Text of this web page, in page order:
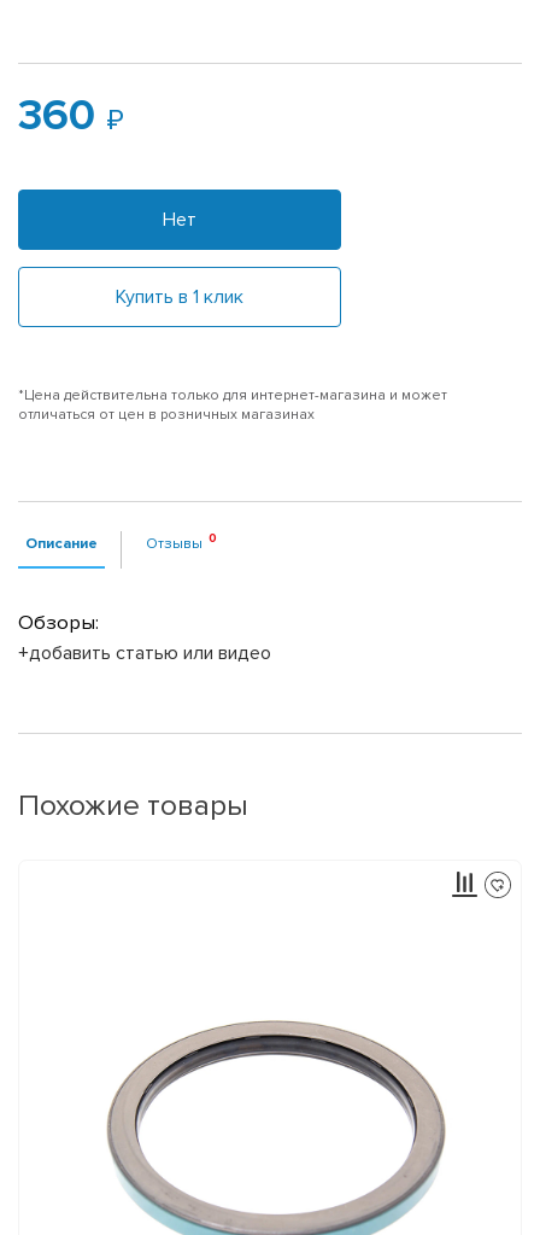
360
Нет
Купить в 1 клик
*Цена действительна только для интернет-магазина и может
отличаться от цен в розничных магазинах
Описание Отзывы
Обзоры:
+добавить статью или видео
Похожие товары